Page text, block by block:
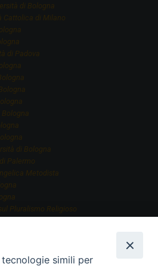
di Bologna
Cattolica di Milano
di Padova
di Bologna
Palermo
Metodista
Pluralismo Religioso
simili per